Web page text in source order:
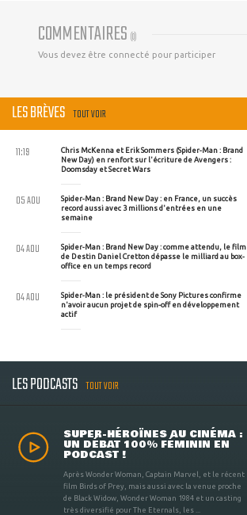
COMMENTAIRES (0)
Vous devez être connecté pour participer
LES BRÈVES TOUT VOIR
Chris McKenna et Erik Sommers (Spider-Man : Brand
New Day) en renfort sur l'écriture de Avengers :
Doomsday et Secret Wars
11:19
Spider-Man : Brand New Day : en France, un succès
record aussi avec 3 millions d'entrées en une
semaine
05 AOU
Spider-Man : Brand New Day : comme attendu, le film
de Destin Daniel Cretton dépasse le milliard au box-
office en un temps record
04 AOU
Spider-Man : le président de Sony Pictures confirme
n'avoir aucun projet de spin-off en développement
actif
04 AOU
LES PODCASTS TOUT VOIR
SUPER-HÉROÏNES AU CINÉMA :
UN DÉBAT 100% FÉMININ EN
PODCAST !
Après Wonder Woman, Captain Marvel, et le récent
film Birds of Prey, mais aussi avec la venue proche
de Black Widow, Wonder Woman 1984 et un casting
très diversifié pour The Eternals, les ...